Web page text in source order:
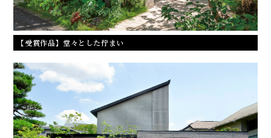
【受賞作品】堂々とした佇まい